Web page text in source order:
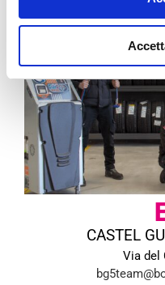
CASTEL
Via del